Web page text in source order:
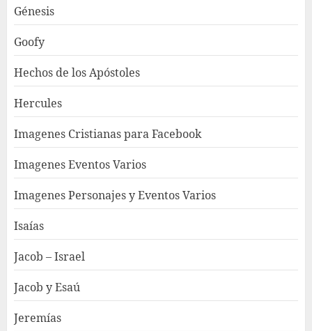
Génesis
Goofy
Hechos de los Apóstoles
Hercules
Imagenes Cristianas para Facebook
Imagenes Eventos Varios
Imagenes Personajes y Eventos Varios
Isaías
Jacob – Israel
Jacob y Esaú
Jeremías